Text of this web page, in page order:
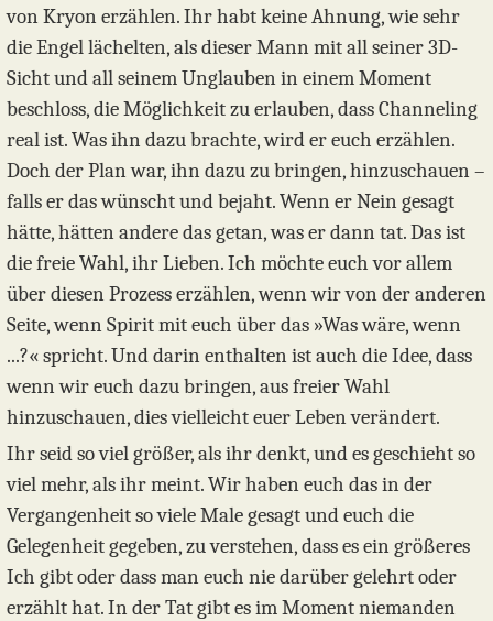
von Kryon erzählen. Ihr habt keine Ahnung, wie sehr
die Engel lächelten, als dieser Mann mit all seiner 3D-
Sicht und all seinem Unglauben in einem Moment
beschloss, die Möglichkeit zu erlauben, dass Channeling
real ist. Was ihn dazu brachte, wird er euch erzählen.
Doch der Plan war, ihn dazu zu bringen, hinzuschauen –
falls er das wünscht und bejaht. Wenn er Nein gesagt
hätte, hätten andere das getan, was er dann tat. Das ist
die freie Wahl, ihr Lieben. Ich möchte euch vor allem
über diesen Prozess erzählen, wenn wir von der anderen
Seite, wenn Spirit mit euch über das »Was wäre, wenn
...?« spricht. Und darin enthalten ist auch die Idee, dass
wenn wir euch dazu bringen, aus freier Wahl
hinzuschauen, dies vielleicht euer Leben verändert.
Ihr seid so viel größer, als ihr denkt, und es geschieht so
viel mehr, als ihr meint. Wir haben euch das in der
Vergangenheit so viele Male gesagt und euch die
Gelegenheit gegeben, zu verstehen, dass es ein größeres
Ich gibt oder dass man euch nie darüber gelehrt oder
erzählt hat. In der Tat gibt es im Moment niemanden